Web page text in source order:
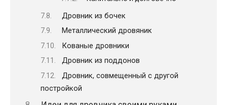
Дровник из бочек
Металлический дровяник
Кованые дровники
Дровник из поддонов
Дровник, совмещенный с другой
постройкой